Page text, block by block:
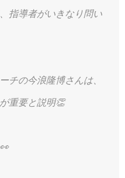
指導者がいきなり問い
チの今浪隆博さんは、
重要と説明👏